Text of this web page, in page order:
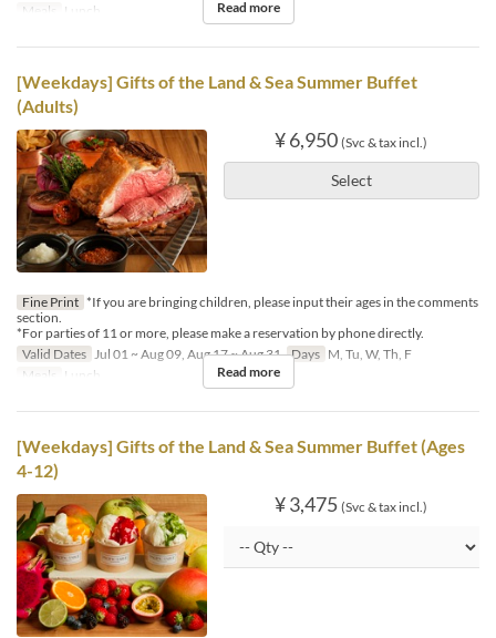
Meals
Lunch Read more
[Weekdays] Gifts of the Land & Sea Summer Buffet
(Adults)
¥ 6,950 (Svc & tax incl.)
Select
Fine Print *If you are bringing children, please input their ages in the comments
section.
*For parties of 11 or more, please make a reservation by phone directly.
Valid Dates Jul 01 ~ Aug 09, Aug 17 ~ Aug 31 Days M, Tu, W, Th, F
Meals
Lunch Read more
[Weekdays] Gifts of the Land & Sea Summer Buffet (Ages
4-12)
¥ 3,475 (Svc & tax incl.)